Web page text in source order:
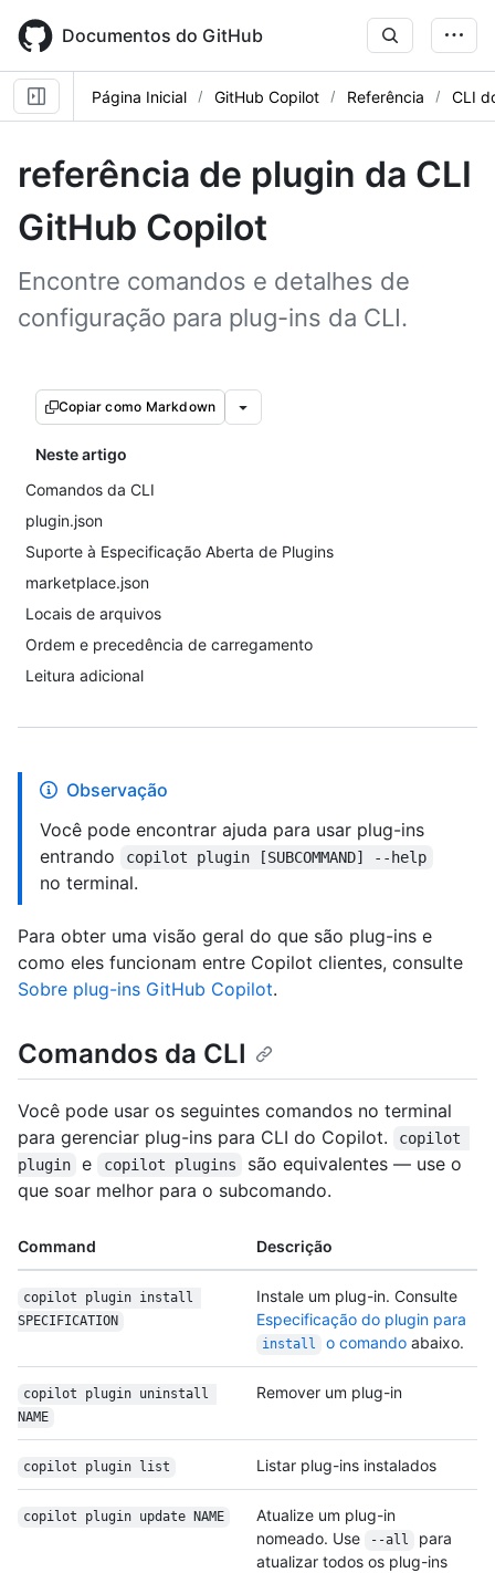
main
content
Documentos do GitHub
Página Inicial GitHub Copilot Referência CLI
referência de plugin da CLI
GitHub Copilot
Encontre comandos e detalhes de
configuração para plug-ins da CLI.
Copiar como Markdown
Neste artigo
Comandos da CLI
plugin.json
Suporte à Especificação Aberta de Plugins
marketplace.json
Locais de arquivos
Ordem e precedência de carregamento
Leitura adicional
Observação
Você pode encontrar ajuda para usar plug-ins
entrando
copilot plugin [SUBCOMMAND] --help
no terminal.
Para obter uma visão geral do que são plug-ins e
como eles funcionam entre Copilot clientes, consulte
Sobre plug-ins GitHub Copilot.
Comandos da CLI
Você pode usar os seguintes comandos no terminal
para gerenciar plug-ins para CLI do Copilot.
copilot
plugin
e copilot plugins
são equivalentes — use o
que soar melhor para o subcomando.
Command Descrição
copilot plugin install
SPECIFICATION
Instale um plug-in. Consulte
Especificação do plugin para
install o comandoabaixo.
copilot plugin uninstall
NAME
Remover um plug-in
copilot plugin list Listar plug-ins instalados
copilot plugin update NAME
Atualize um plug-in
nomeado. Use
--all
para
atualizar todos os plug-ins